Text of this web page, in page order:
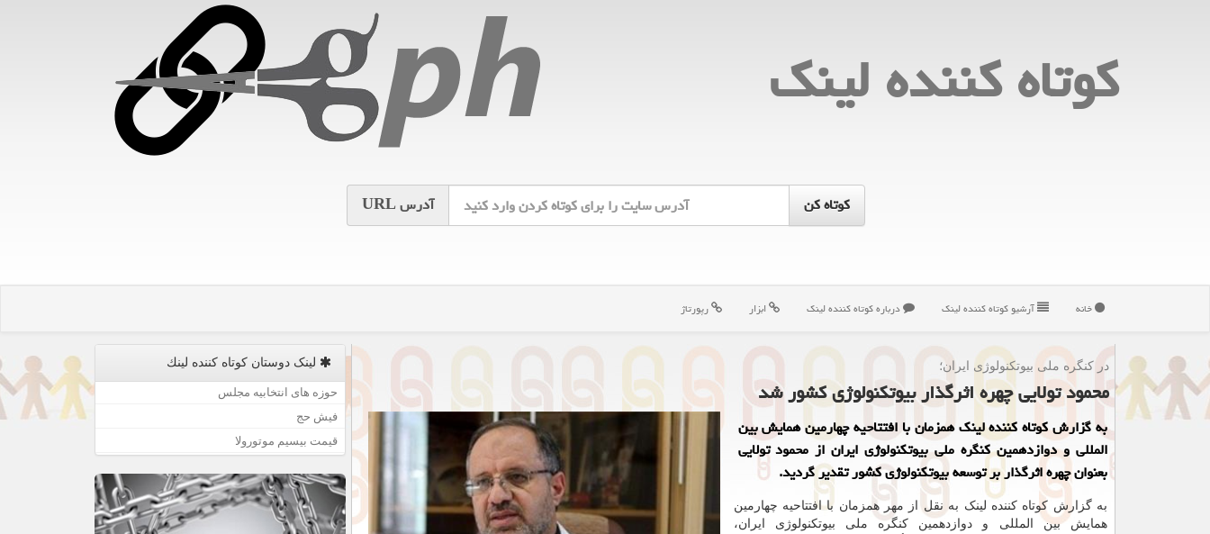
كوتاه كننده لینك
آدرسURL
خانه آرشیو كوتاه كننده لینك درباره كوتاه كننده لینك ابزار رپورتاژ
در كنگره ملی بیوتكنولوژی ایران؛
محمود تولایی چهره اثرگذار بیوتکنولوژی کشور شد
به گزارش کوتاه کننده لینک همزمان با افتتاحیه چهارمین همایش بین
المللی و دوازدهمین کنگره ملی بیوتکنولوژی ایران از محمود تولایی
بعنوان چهره اثرگذار بر توسعه بیوتکنولوژی کشور تقدیر گردید.
به گزارش کوتاه کننده لینک به نقل از مهر همزمان با افتتاحیه چهارمین
همایش بین المللی و دوازدهمین کنگره ملی بیوتکنولوژی ایران،
لینک دوستان كوتاه كننده لینك
حوزه های انتخابیه مجلس
فیش حج
قیمت بیسیم موتورولا